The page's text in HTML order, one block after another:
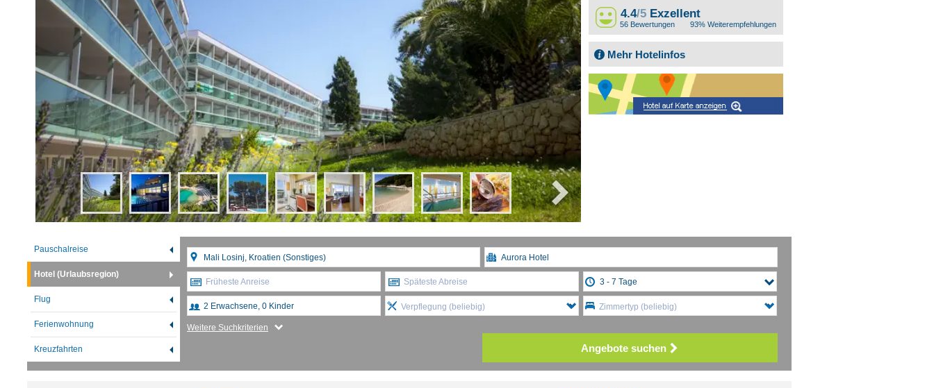
4.4/5 Exzellent
56 Bewertungen 93% Weiterempfehlungen
Mehr Hotelinfos
Pauschalreise
Hotel (Urlaubsregion)
Flug
Ferienwohnung
Kreuzfahrten
Früheste Anreise Späteste Abreise
Verpflegung (beliebig) Zimmertyp (beliebig)
Weitere Suchkriterien
Angebote suchen